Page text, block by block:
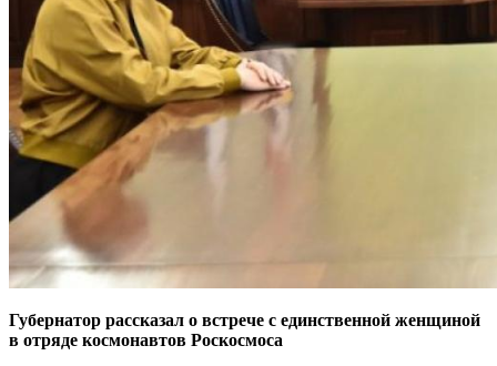
Губернатор рассказал о встрече с единственной женщиной
в отряде космонавтов Роскосмоса